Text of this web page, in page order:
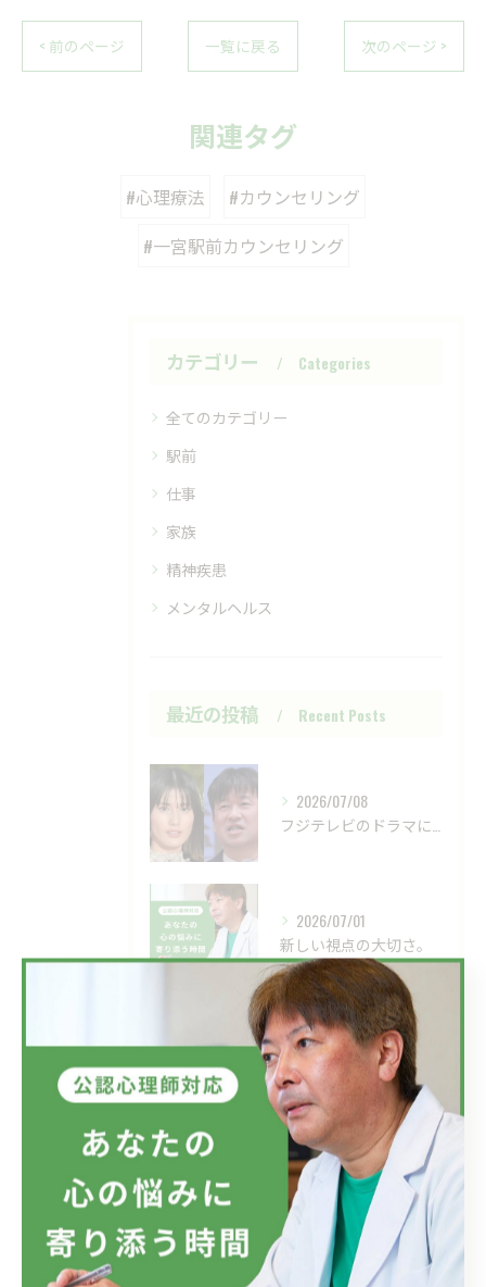
< 前のページ 一覧に戻る 次のページ >
関連タグ
#心理療法
#カウンセリング
#一宮駅前カウンセリング
カテゴリー Categories
全てのカテゴリー
駅前
仕事
家族
精神疾患
メンタルヘルス
最近の投稿 Recent Posts
2026/07/08
2026/07/01
新しい視点の大切さ。
2026/06/24
タグ
自殺願望 適応障害